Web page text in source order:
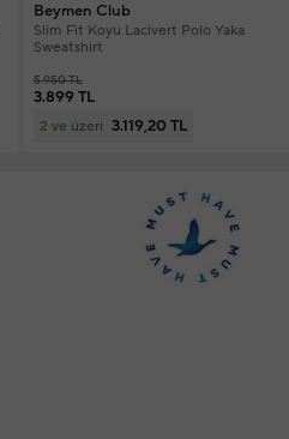
Beymen Club
Slim Fit Koyu Lacivert Polo Yaka
Sweatshirt
5.950 TL
3.899 TL
2 ve üzeri 3.119,20 TL